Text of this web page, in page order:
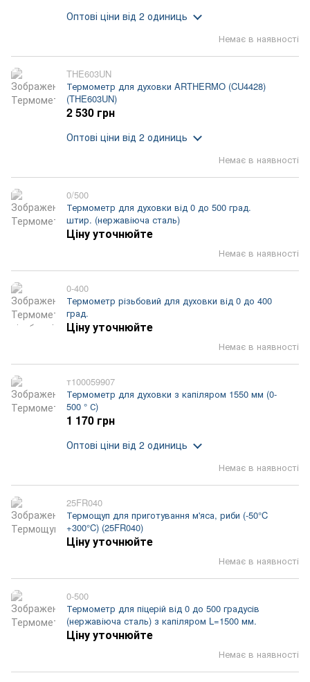
Немає в наявності
Оптові ціни від 2 одиниць
THE603UN
Термометр для духовки ARTHERMO (CU4428)
(THE603UN)
Немає в наявності
2 530 грн
Оптові ціни від 2 одиниць
0/500
Термометр для духовки від 0 до 500 град.
штир. (нержавіюча сталь)
Немає в наявності
Ціну уточнюйте
0-400
Термометр різьбовий для духовки від 0 до 400
град.
Немає в наявності
Ціну уточнюйте
т100059907
Термометр для духовки з капіляром 1550 мм (0-
500 ° С)
Немає в наявності
1 170 грн
Оптові ціни від 2 одиниць
25FR040
Термощуп для приготування м'яса, риби (-50°C
+300°C) (25FR040)
Немає в наявності
Ціну уточнюйте
0-500
Термометр для піцерій від 0 до 500 градусів
(нержавіюча сталь) з капіляром L=1500 мм.
Немає в наявності
Ціну уточнюйте